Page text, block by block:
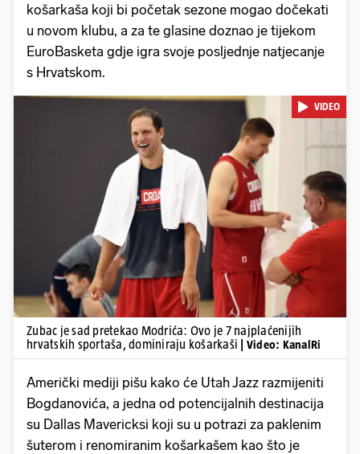
košarkaša koji bi početak sezone mogao dočekati
u novom klubu, a za te glasine doznao je tijekom
EuroBasketa gdje igra svoje posljednje natjecanje
s Hrvatskom.
Pokretanje videa...
VIDEO
Zubac je sad pretekao Modrića: Ovo je 7 najplaćenijih
hrvatskih sportaša, dominiraju košarkaši
| Video: KanalRi
Američki mediji pišu kako će Utah Jazz razmijeniti
Bogdanovića, a jedna od potencijalnih destinacija
su Dallas Mavericksi koji su u potrazi za paklenim
šuterom i renomiranim košarkašem kao što je